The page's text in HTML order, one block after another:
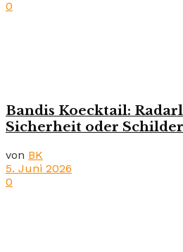
0
Bandis Koecktail:
Sicherheit oder
von BK
5. Juni 2026
0